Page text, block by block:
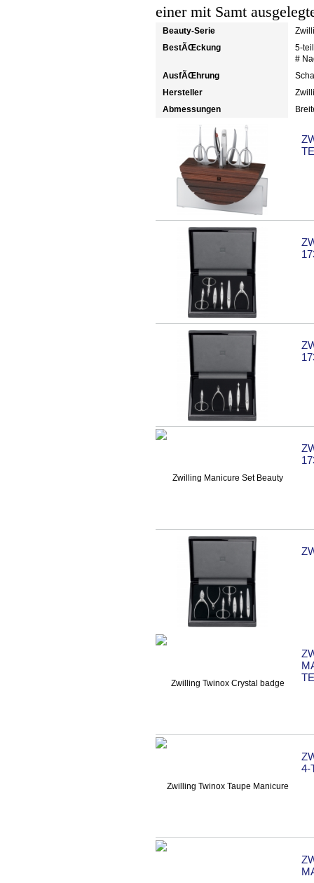
einer mit Samt
Beauty-Serie
BestÃŒckung
5-
#
AusfÃŒhrung
Hersteller
Abmessungen
4-